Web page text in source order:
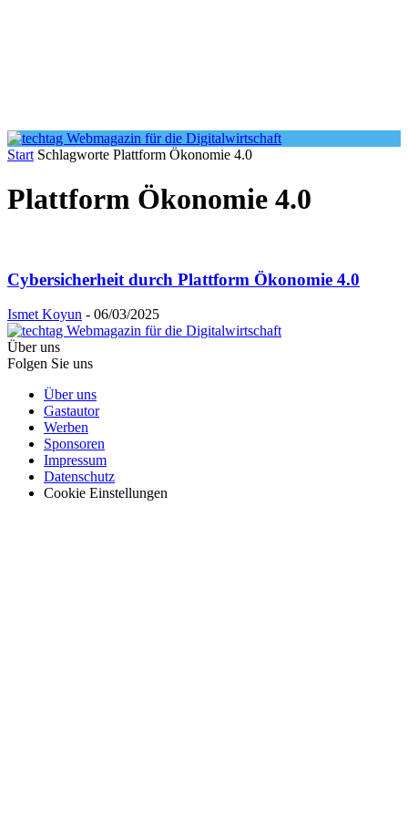
Start Schlagworte Plattform Ökonomie 4.0
Plattform Ökonomie 4.0
Cybersicherheit durch Plattform Ökonomie 4.0
Ismet Koyun - 06/03/2025
Über uns
Folgen Sie uns
Über uns
Gastautor
Werben
Sponsoren
Impressum
Datenschutz
Cookie Einstellungen